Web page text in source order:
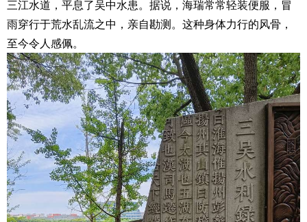
三江水道，平息了吴中水患。据说，海瑞常常轻装便服，冒
雨穿行于荒水乱流之中，亲自勘测。这种身体力行的风骨，
至今令人感佩。